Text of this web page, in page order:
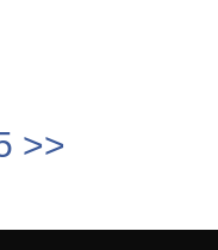
>>